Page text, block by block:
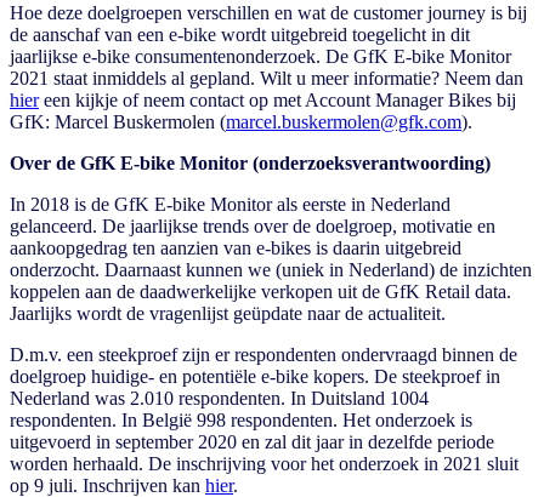
Hoe deze doelgroepen verschillen en wat de customer journey is bij
de aanschaf van een e-bike wordt uitgebreid toegelicht in dit
jaarlijkse e-bike consumentenonderzoek. De GfK E-bike Monitor
2021 staat inmiddels al gepland. Wilt u meer informatie? Neem dan
hiereen kijkje of neem contact op met Account Manager Bikes bij
GfK: Marcel Buskermolen (marcel.buskermolen@gfk.com).
Over de GfK E-bike Monitor (onderzoeksverantwoording)
In 2018 is de GfK E-bike Monitor als eerste in Nederland
gelanceerd. De jaarlijkse trends over de doelgroep, motivatie en
aankoopgedrag ten aanzien van e-bikes is daarin uitgebreid
onderzocht. Daarnaast kunnen we (uniek in Nederland) de inzichten
koppelen aan de daadwerkelijke verkopen uit de GfK Retail data.
Jaarlijks wordt de vragenlijst geüpdate naar de actualiteit.
D.m.v. een steekproef zijn er respondenten ondervraagd binnen de
doelgroep huidige- en potentiële e-bike kopers. De steekproef in
Nederland was 2.010 respondenten. In Duitsland 1004
respondenten. In België 998 respondenten. Het onderzoek is
uitgevoerd in september 2020 en zal dit jaar in dezelfde periode
worden herhaald. De inschrijving voor het onderzoek in 2021 sluit
op 9 juli. Inschrijven kan hier.